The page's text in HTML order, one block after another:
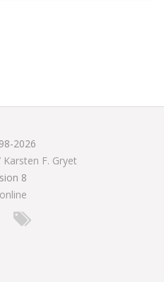
2026
Karsten F. Gryet
8